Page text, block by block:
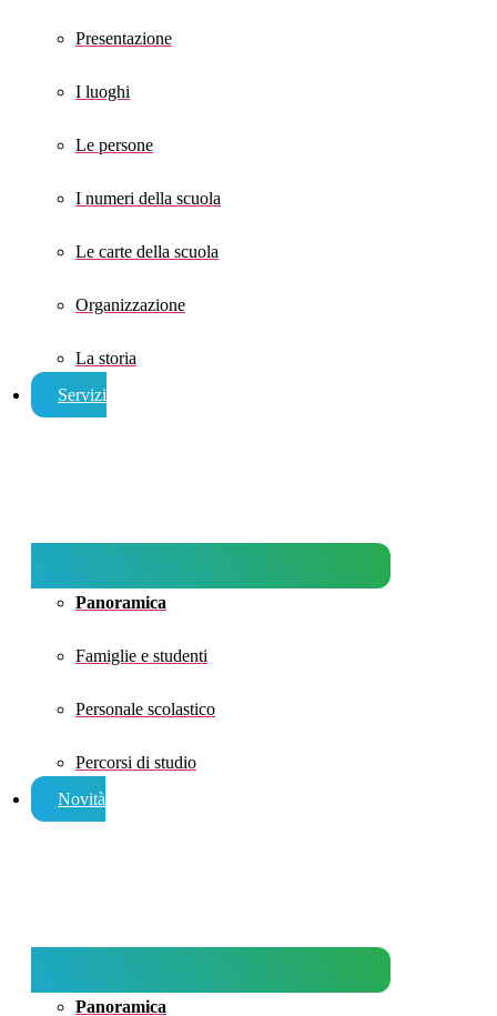
Presentazione
I luoghi
Le persone
I numeri della scuola
Le carte della scuola
Organizzazione
La storia
Servizi
Panoramica
Famiglie e studenti
Personale scolastico
Percorsi di studio
Novità
Panoramica